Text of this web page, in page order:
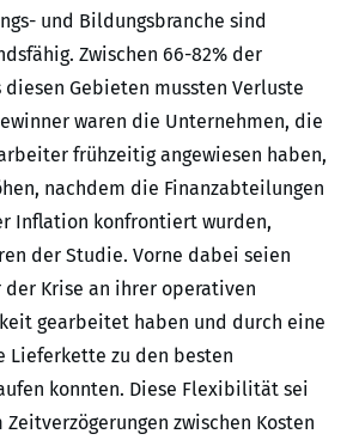
und Bildungsbranche sind
Zwischen 66-82% der
Gebieten mussten Verluste
waren die Unternehmen, die
frühzeitig angewiesen haben,
nachdem die Finanzabteilungen
Inflation konfrontiert wurden,
der Studie. Vorne dabei seien
Krise an ihrer operativen
gearbeitet haben und durch eine
zu den besten
konnten. Diese Flexibilität sei
zwischen Kosten